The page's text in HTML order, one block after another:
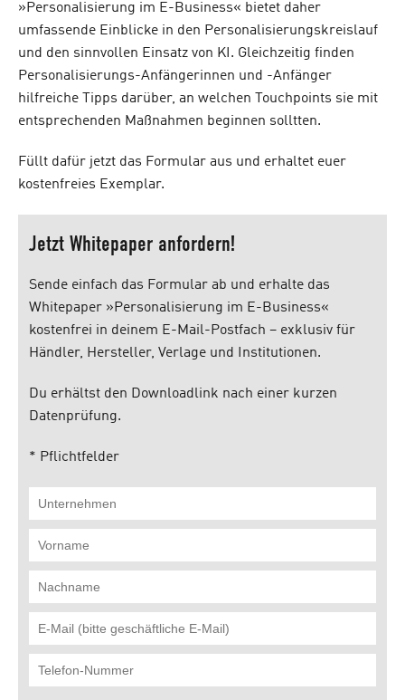
»Personalisierung im E-Business« bietet daher
umfassende Einblicke in den Personalisierungskreislauf
und den sinnvollen Einsatz von KI. Gleichzeitig finden
Personalisierungs-Anfängerinnen und -Anfänger
hilfreiche Tipps darüber, an welchen Touchpoints sie mit
entsprechenden Maßnahmen beginnen solltten.
Füllt dafür jetzt das Formular aus und erhaltet euer
kostenfreies Exemplar.